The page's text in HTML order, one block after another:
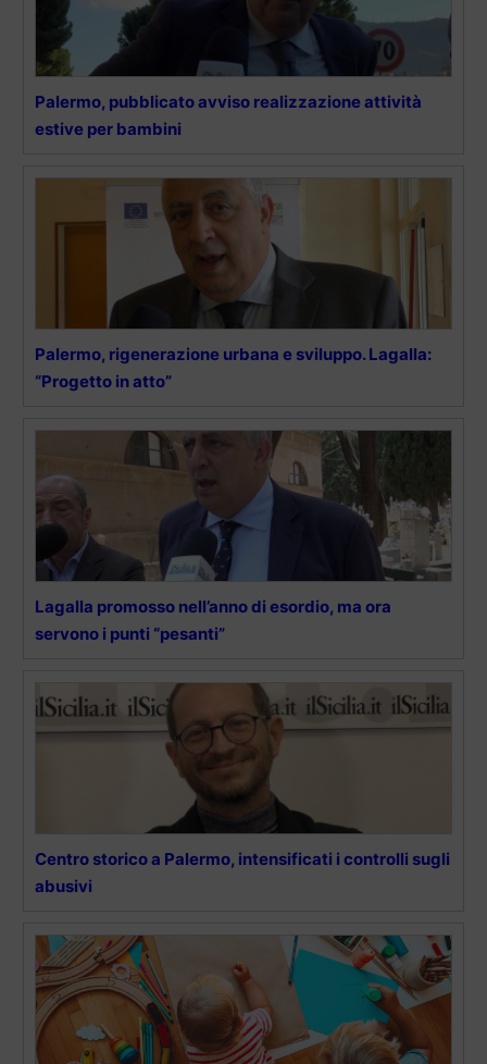
Palermo, pubblicato avviso realizzazione attività
estive per bambini
Palermo, rigenerazione urbana e sviluppo. Lagalla:
“Progetto in atto”
Lagalla promosso nell’anno di esordio, ma ora
servono i punti “pesanti”
Centro storico a Palermo, intensificati i controlli sugli
abusivi